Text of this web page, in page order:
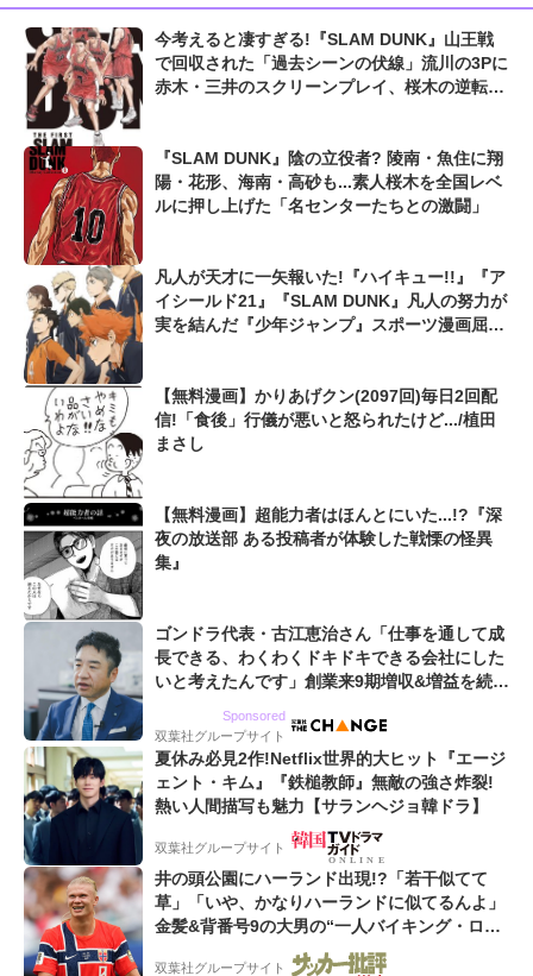
今考えると凄すぎる!『SLAM DUNK』山王戦
で回収された「過去シーンの伏線」流川の3Pに
赤木・三井のスクリーンプレイ、桜木の逆転シ
『SLAM DUNK』陰の立役者? 陵南・魚住に翔
陽・花形、海南・高砂も...素人桜木を全国レベ
ルに押し上げた「名センターたちとの激闘」
凡人が天才に一矢報いた!『ハイキュー!!』『ア
イシールド21』『SLAM DUNK』凡人の努力が
実を結んだ『少年ジャンプ』スポーツ漫画屈指
【無料漫画】かりあげクン(2097回)毎日2回配
信!「食後」行儀が悪いと怒られたけど.../植田
まさし
【無料漫画】超能力者はほんとにいた...!?『深
夜の放送部 ある投稿者が体験した戦慄の怪異
集』
ゴンドラ代表・古江恵治さん「仕事を通して成
長できる、わくわくドキドキできる会社にした
いと考えたんです」創業来9期増収&増益を続け
Sponsored
双葉社グループサイト
夏休み必見2作!Netflix世界的大ヒット『エージ
ェント・キム』『鉄槌教師』無敵の強さ炸裂!
熱い人間描写も魅力【サランヘジョ韓ドラ】
双葉社グループサイト
井の頭公園にハーランド出現!?「若干似てて
草」「いや、かなりハーランドに似てるんよ」
金髪&背番号9の大男の“一人バイキング・ロ
ー”映像が話題!「元気をもらった」
双葉社グループサイト